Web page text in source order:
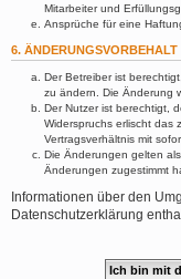
Mitarbeiter und
Ansprüche für eine
6. ÄNDERUNGSVORBEHALT
Der Betreiber ist
zu ändern. Die Änderung
Der Nutzer ist berechtigt,
Widerspruchs erlischt das
Vertragsverhältnis mit
Die Änderungen gelten
Änderungen zugestimmt
Informationen über den
Datenschutzerklärung